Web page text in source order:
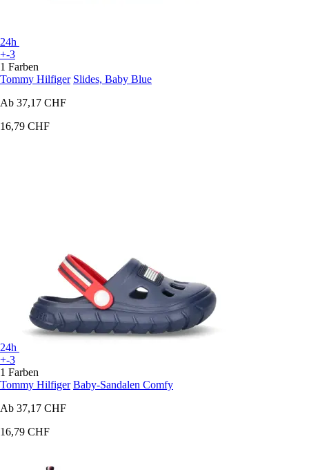
24h
+-3
1 Farben
Tommy Hilfiger Slides, Baby Blue
Ab 37,17 CHF
16,79 CHF
24h
+-3
1 Farben
Tommy Hilfiger Baby-Sandalen Comfy
Ab 37,17 CHF
16,79 CHF